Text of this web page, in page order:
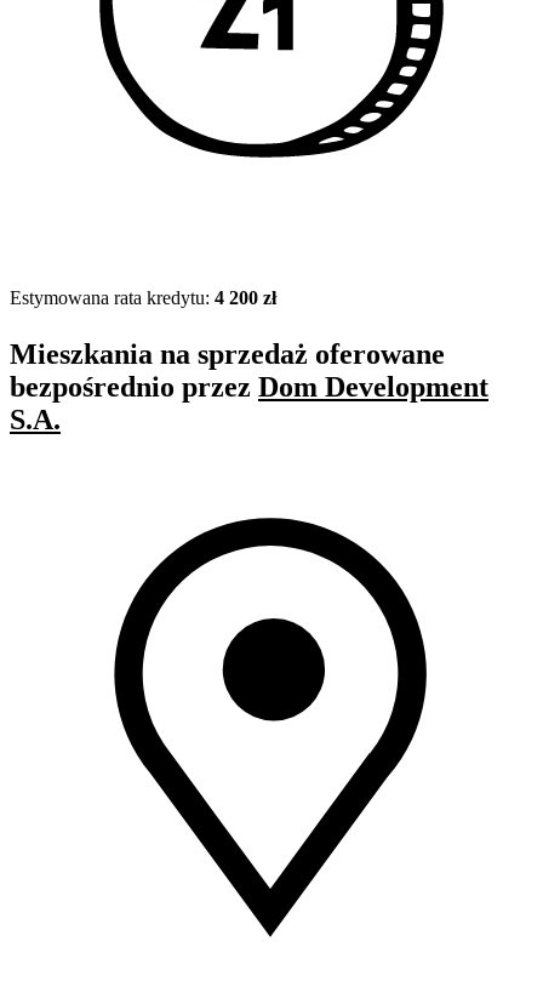
Estymowana rata kredytu: 4 200 zł
Mieszkania na sprzedaż oferowane
bezpośrednio przez Dom Development
S.A.